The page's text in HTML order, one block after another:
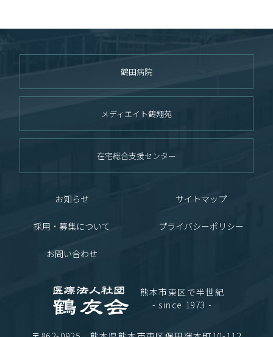
熊本市東区で半世紀
- since 1973 -
鶴田病院
メディエイト鶴翔苑
在宅総合支援センター
お知らせ サイトマップ
採用・募集について プライバシーポリシー
お問い合わせ